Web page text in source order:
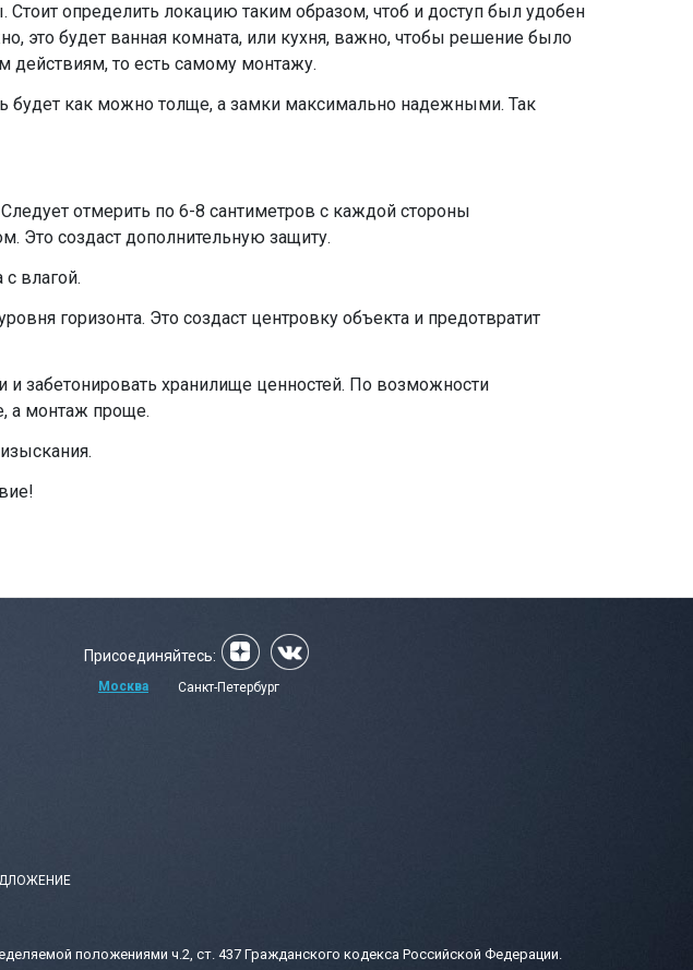
определить локацию таким образом, чтоб и доступ был удобен
это будет ванная комната, или кухня, важно, чтобы решение было
действиям, то есть самому монтажу.
будет как можно толще, а замки максимально надежными. Так
отмерить по 6-8 сантиметров с каждой стороны
Это создаст дополнительную защиту.
влагой.
горизонта. Это создаст центровку объекта и предотвратит
и забетонировать хранилище ценностей. По возможности
а монтаж проще.
Присоединяйтесь:
Москва Санкт-Петербург
положениями ч.2, ст. 437 Гражданского кодекса Российской Федерации.